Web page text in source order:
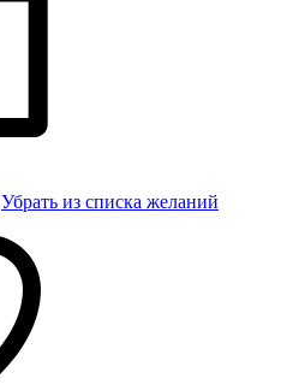
Убрать из списка желаний